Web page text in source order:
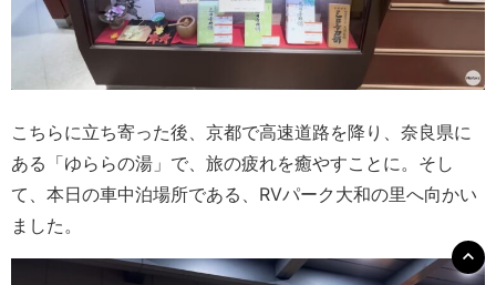
こちらに立ち寄った後、京都で高速道路を降り、奈良県に
ある「ゆららの湯」で、旅の疲れを癒やすことに。そし
て、本日の車中泊場所である、RVパーク大和の里へ向かい
ました。